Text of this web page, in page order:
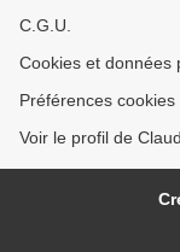
C.G.U.
Cookies et données
Préférences cookies
Voir le profil de